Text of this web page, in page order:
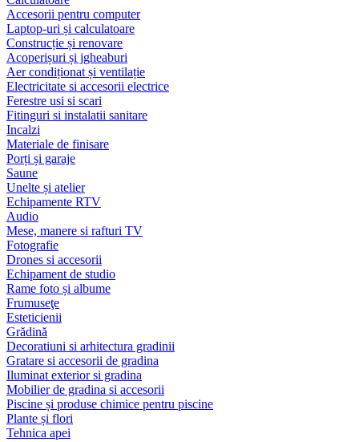
Accesorii pentru computer
Laptop-uri și calculatoare
Construcție și renovare
Acoperișuri și jgheaburi
Aer condiționat și ventilație
Electricitate si accesorii electrice
Ferestre usi si scari
Fitinguri si instalatii sanitare
Incalzi
Materiale de finisare
Porți și garaje
Saune
Unelte și atelier
Echipamente RTV
Audio
Mese, manere si rafturi TV
Fotografie
Drones si accesorii
Echipament de studio
Rame foto și albume
Frumuseţe
Esteticienii
Grădină
Decoratiuni si arhitectura gradinii
Gratare si accesorii de gradina
Iluminat exterior si gradina
Mobilier de gradina si accesorii
Piscine și produse chimice pentru piscine
Plante și flori
Tehnica apei